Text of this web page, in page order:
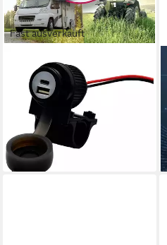
Fast ausverkauft
ALBRECHT
Kfz-Relais Albrecht Motorrad
Duo USB A+C Steckdose
QC3.0 12-24 Volt
Belastbarkeit
ab 33,44 €
lieferbar - in 2-3 Werktagen bei dir